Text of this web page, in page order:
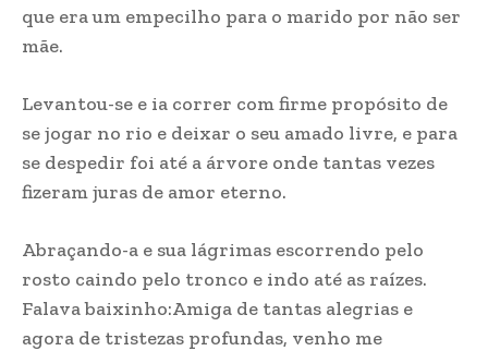
que era um empecilho para o marido por não ser
mãe.
Levantou-se e ia correr com firme propósito de
se jogar no rio e deixar o seu amado livre, e para
se despedir foi até a árvore onde tantas vezes
fizeram juras de amor eterno.
Abraçando-a e sua lágrimas escorrendo pelo
rosto caindo pelo tronco e indo até as raízes.
Falava baixinho:Amiga de tantas alegrias e
agora de tristezas profundas, venho me